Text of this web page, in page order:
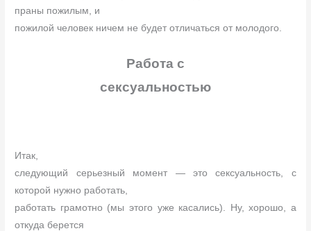
праны пожилым, и
пожилой человек ничем не будет отличаться от молодого.
Работа с
сексуальностью
Итак,
следующий серьезный момент — это сексуальность, с
которой нужно работать,
работать грамотно (мы этого уже касались). Ну, хорошо, а
откуда берется